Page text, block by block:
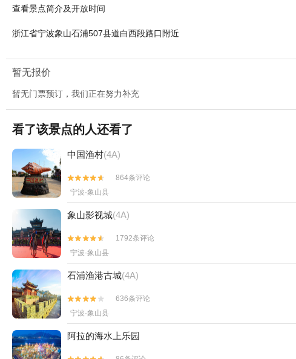
查看景点简介及开放时间
浙江省宁波象山石浦507县道白西段路口附近
暂无报价
暂无门票预订，我们正在努力补充
看了该景点的人还看了
中国渔村(4A)


864条评论
宁波·象山县
象山影视城(4A)


1792条评论
宁波·象山县
石浦渔港古城(4A)


636条评论
宁波·象山县
阿拉的海水上乐园